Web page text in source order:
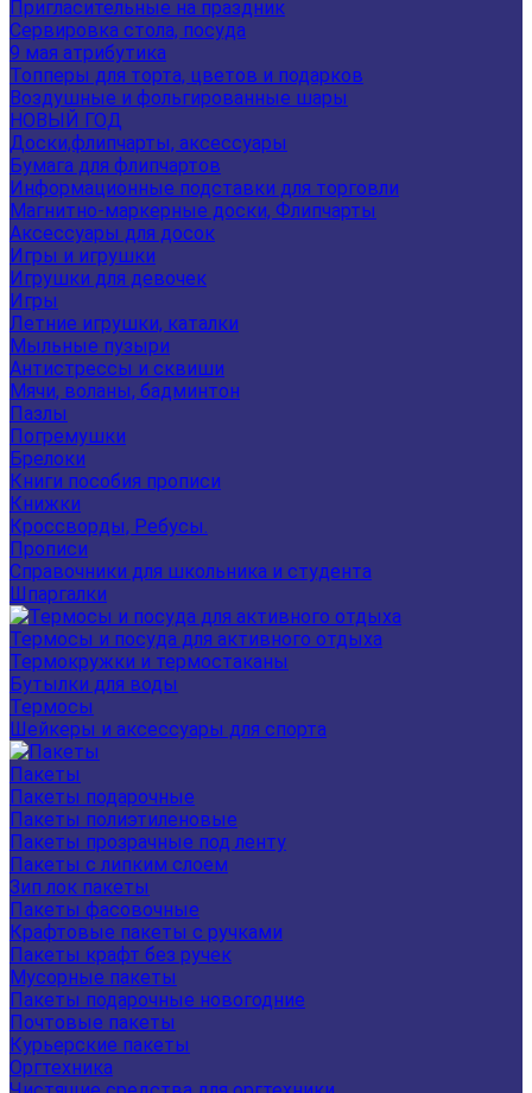
Пригласительные на праздник
Сервировка стола, посуда
9 мая атрибутика
Топперы для торта, цветов и подарков
Воздушные и фольгированные шары
НОВЫЙ ГОД
Доски,флипчарты, аксессуары
Бумага для флипчартов
Информационные подставки для торговли
Магнитно-маркерные доски, Флипчарты
Аксессуары для досок
Игры и игрушки
Игрушки для девочек
Игры
Летние игрушки, каталки
Мыльные пузыри
Антистрессы и сквиши
Мячи, воланы, бадминтон
Пазлы
Погремушки
Брелоки
Книги пособия прописи
Книжки
Кроссворды, Ребусы.
Прописи
Справочники для школьника и студента
Шпаргалки
Термосы и посуда для активного отдыха
Термокружки и термостаканы
Бутылки для воды
Термосы
Шейкеры и аксессуары для спорта
Пакеты
Пакеты подарочные
Пакеты полиэтиленовые
Пакеты прозрачные под ленту
Пакеты с липким слоем
Зип лок пакеты
Пакеты фасовочные
Крафтовые пакеты с ручками
Пакеты крафт без ручек
Мусорные пакеты
Пакеты подарочные новогодние
Почтовые пакеты
Курьерские пакеты
Оргтехника